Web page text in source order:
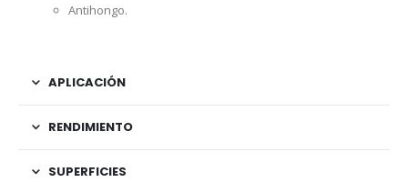
Antihongo.
APLICACIÓN
RENDIMIENTO
SUPERFICIES